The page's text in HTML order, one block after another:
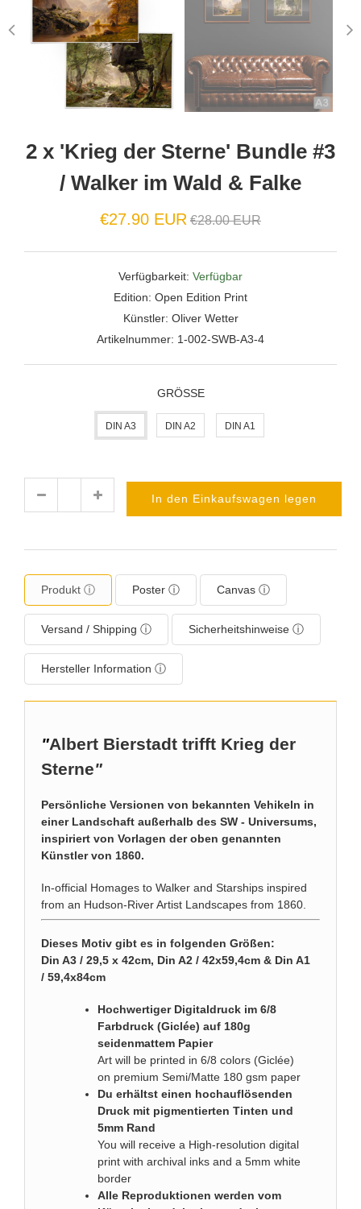
2 x 'Krieg der Sterne' Bundle #3
/ Walker im Wald & Falke
€27.90 EUR Normaler
€28.00 EUR
Verfügbarkeit: Verfügbar
Edition: Open Edition Print
Künstler: Oliver Wetter
Artikelnummer: 1-002-SWB-A3-4
GRÖSSE
DIN A3 DIN A2 DIN A1
In den Einkaufswagen legen
Produkt ⓘ Poster ⓘ Canvas ⓘ
Versand / Shipping ⓘ Sicherheitshinweise ⓘ
Hersteller Information ⓘ
"Albert Bierstadt trifft Krieg der
Sterne"
Persönliche Versionen von bekannten Vehikeln in
einer Landschaft außerhalb des SW - Universums,
inspiriert von Vorlagen der oben genannten
Künstler von 1860.
In-official Homages to Walker and Starships inspired
from an Hudson-River Artist Landscapes from 1860.
Dieses Motiv gibt es in folgenden Größen:
Din A3 / 29,5 x 42cm, Din A2 / 42x59,4cm & Din A1
/ 59,4x84cm
Hochwertiger Digitaldruck im 6/8
Farbdruck (Giclée) auf 180g
seidenmattem Papier
Art will be printed in 6/8 colors (Giclée)
on premium Semi/Matte 180 gsm paper
Du erhältst einen hochauflösenden
Druck mit pigmentierten Tinten und
5mm Rand
You will receive a High-resolution digital
print with archival inks and a 5mm white
border
Alle Reproduktionen werden vom